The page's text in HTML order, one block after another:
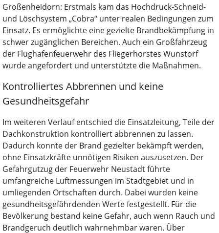
Großenheidorn: Erstmals kam das Hochdruck-Schneid-
und Löschsystem „Cobra“ unter realen Bedingungen zum
Einsatz. Es ermöglichte eine gezielte Brandbekämpfung in
schwer zugänglichen Bereichen. Auch ein Großfahrzeug
der Flughafenfeuerwehr des Fliegerhorstes Wunstorf
wurde angefordert und unterstützte die Maßnahmen.
Kontrolliertes Abbrennen und keine
Gesundheitsgefahr
Im weiteren Verlauf entschied die Einsatzleitung, Teile der
Dachkonstruktion kontrolliert abbrennen zu lassen.
Dadurch konnte der Brand gezielter bekämpft werden,
ohne Einsatzkräfte unnötigen Risiken auszusetzen. Der
Gefahrgutzug der Feuerwehr Neustadt führte
umfangreiche Luftmessungen im Stadtgebiet und in
umliegenden Ortschaften durch. Dabei wurden keine
gesundheitsgefährdenden Werte festgestellt. Für die
Bevölkerung bestand keine Gefahr, auch wenn Rauch und
Brandgeruch deutlich wahrnehmbar waren. Über